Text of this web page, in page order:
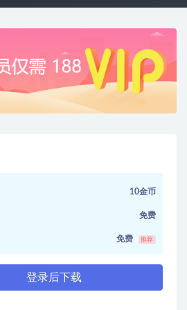
10金币
免费
免费 推荐
登录后下载